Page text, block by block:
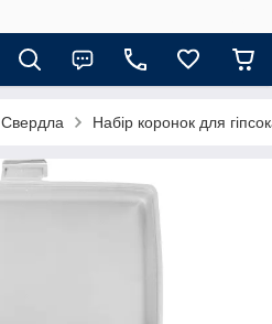
Свердла Набір коронок для